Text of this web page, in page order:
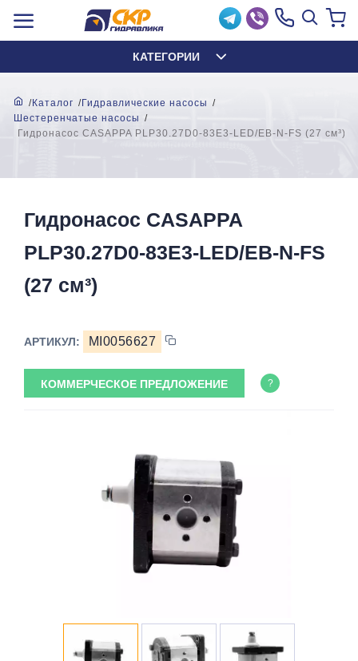
КАТЕГОРИИ
Каталог
Гидравлические насосы
Шестеренчатые насосы
Гидронасос CASAPPA PLP30.27D0-83E3-LED/EB-N-FS (27 см³)
Гидронасос CASAPPA
PLP30.27D0-83E3-LED/EB-N-FS
(27 см³)
АРТИКУЛ: MI0056627
КОММЕРЧЕСКОЕ ПРЕДЛОЖЕНИЕ ?